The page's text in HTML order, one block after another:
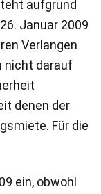
aufgrund
Januar 2009
Verlangen
nicht darauf
denen der
Für die
ein, obwohl